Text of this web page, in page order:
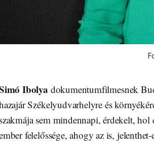
Ibolya dokumentumfilmesnek
Székelyudvarhelyre és
szakmája sem mindennapi, érdekelt,
felelőssége, ahogy az is,